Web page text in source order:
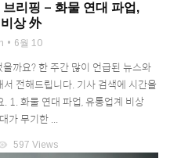
리핑 – 화물 연대 파업,
상 外
6월 10
까요? 한 주간 많이 언급된 뉴스와
전해드립니다. 기사 검색에 시간을
1. 화물 연대 파업, 유통업계 비상
가 무기한 ...
597 Views